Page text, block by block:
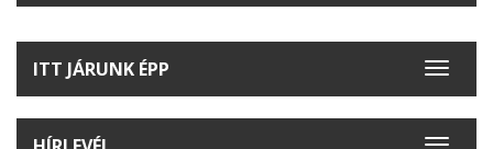
Toggle
ITT JÁRUNK ÉPP